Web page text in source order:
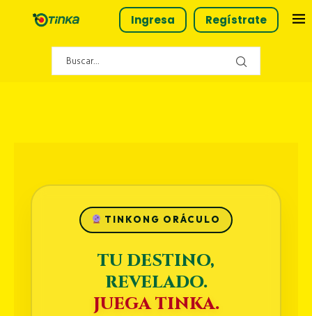
Ingresa Regístrate
TINKONG ORÁCULO
TU DESTINO,
REVELADO.
JUEGA TINKA.